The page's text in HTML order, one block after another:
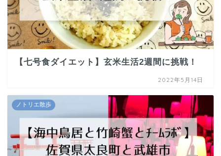
【七号食ダイエット】玄米生活2週間に挑戦！
2022年5月14日
ノトリエ散歩